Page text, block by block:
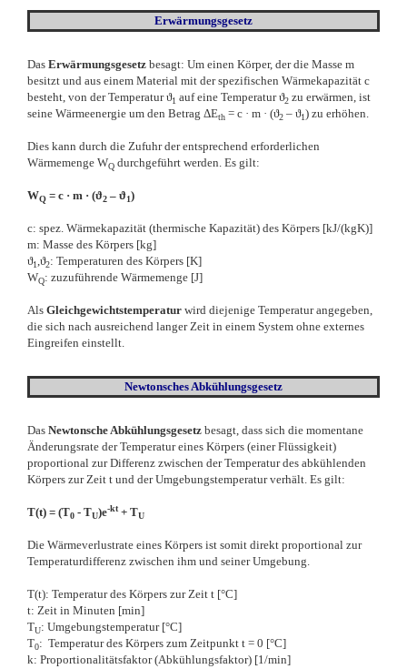
Erwärmungsgesetz
Das Erwärmungsgesetz besagt: Um einen Körper, der die Masse m
besitzt und aus einem Material mit der spezifischen Wärmekapazität c
besteht, von der Temperatur ϑ1 auf eine Temperatur ϑ2 zu erwärmen, ist
seine Wärmeenergie um den Betrag ΔEth = c · m · (ϑ2 – ϑ1) zu erhöhen.
Dies kann durch die Zufuhr der entsprechend erforderlichen
Wärmemenge WQ durchgeführt werden. Es gilt:
WQ = c · m · (ϑ2 – ϑ1)
c: spez. Wärmekapazität (thermische Kapazität) des Körpers [kJ/(kgK)]
m: Masse des Körpers [kg]
ϑ1,ϑ2: Temperaturen des Körpers [K]
WQ: zuzuführende Wärmemenge [J]
Als Gleichgewichtstemperatur wird diejenige Temperatur angegeben,
die sich nach ausreichend langer Zeit in einem System ohne externes
Eingreifen einstellt.
Newtonsches Abkühlungsgesetz
Das Newtonsche Abkühlungsgesetz besagt, dass sich die momentane
Änderungsrate der Temperatur eines Körpers (einer Flüssigkeit)
proportional zur Differenz zwischen der Temperatur des abkühlenden
Körpers zur Zeit t und der Umgebungstemperatur verhält. Es gilt:
T(t) = (T0 - TU)e-kt+ TU
Die Wärmeverlustrate eines Körpers ist somit direkt proportional zur
Temperaturdifferenz zwischen ihm und seiner Umgebung.
T(t): Temperatur des Körpers zur Zeit t [°C]
t: Zeit in Minuten [min]
TU: Umgebungstemperatur [°C]
T0: Temperatur des Körpers zum Zeitpunkt t = 0 [°C]
k: Proportionalitätsfaktor (Abkühlungsfaktor) [1/min]